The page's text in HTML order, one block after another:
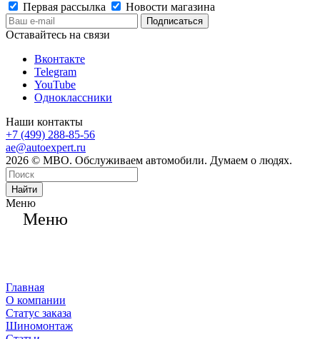
Первая рассылка
Новости магазина
Оставайтесь на связи
Вконтакте
Telegram
YouTube
Одноклассники
Наши контакты
+7 (499) 288-85-56
ae@autoexpert.ru
2026 © МВО. Обслуживаем автомобили. Думаем о людях.
Найти
Меню
Меню
Главная
О компании
Статус заказа
Шиномонтаж